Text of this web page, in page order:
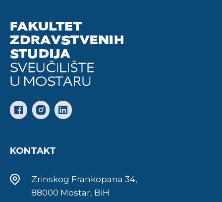
KONTAKT
Zrinskog Frankopana 34,
88000 Mostar, BiH